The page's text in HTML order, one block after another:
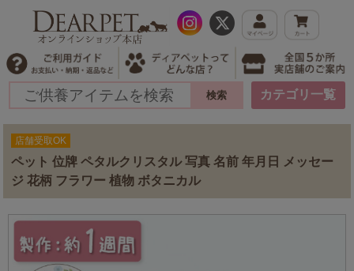
カテゴリ一覧
店舗受取OK
ペット 位牌 ペタルクリスタル 写真 名前 年月日 メッセー
ジ 花柄 フラワー 植物 ボタニカル